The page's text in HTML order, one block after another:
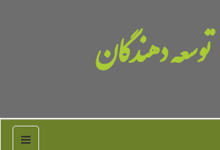
توسعه دهندگان
منو